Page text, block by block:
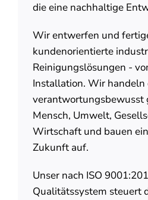
die eine nachhaltige
Wir entwerfen und
kundenorientierte
Reinigungslösungen -
Installation. Wir handeln
verantwortungsbewusst
Mensch, Umwelt,
Wirtschaft und bauen
Zukunft auf.
Unser nach ISO
Qualitätssystem steuert